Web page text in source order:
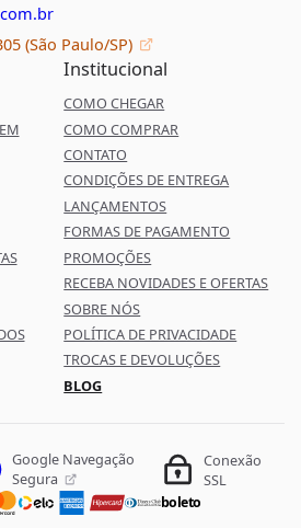
(São Paulo/SP)
Institucional
COMO CHEGAR
COMO COMPRAR
CONTATO
CONDIÇÕES DE ENTREGA
LANÇAMENTOS
FORMAS DE PAGAMENTO
PROMOÇÕES
RECEBA NOVIDADES E OFERTAS
SOBRE NÓS
POLÍTICA DE PRIVACIDADE
TROCAS E DEVOLUÇÕES
BLOG
Google Navegação
Segura
Conexão
SSL
boleto